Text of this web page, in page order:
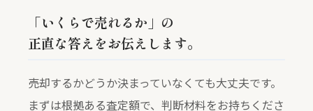
「いくらで売れるか」の
正直な答えをお伝えします。
売却するかどうか決まっていなくても大丈夫です。
まずは根拠ある査定額で、判断材料をお持ちくださ